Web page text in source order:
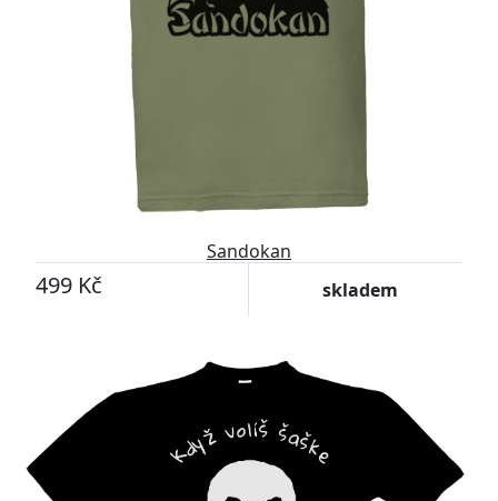
Sandokan
499 Kč skladem